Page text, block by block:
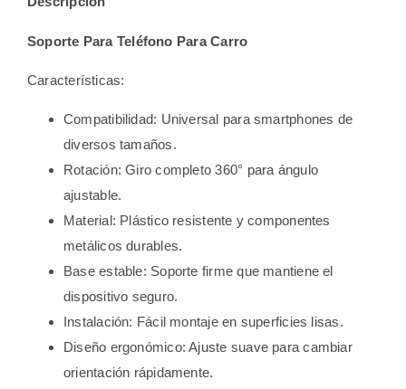
Soporte Para Teléfono Para Carro
Características:
Compatibilidad: Universal para smartphones de
diversos tamaños.
Rotación: Giro completo 360° para ángulo
ajustable.
Material: Plástico resistente y componentes
metálicos durables.
Base estable: Soporte firme que mantiene el
dispositivo seguro.
Instalación: Fácil montaje en superficies lisas.
Diseño ergonómico: Ajuste suave para cambiar
orientación rápidamente.